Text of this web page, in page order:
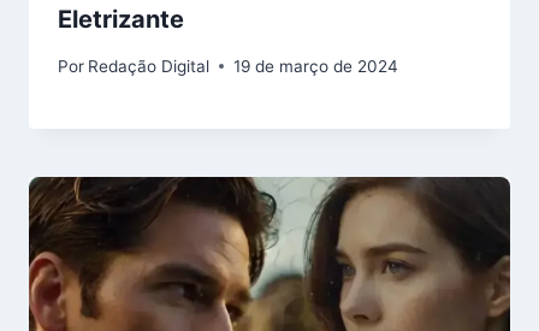
Eletrizante
Por Redação Digital 19 de março de 2024